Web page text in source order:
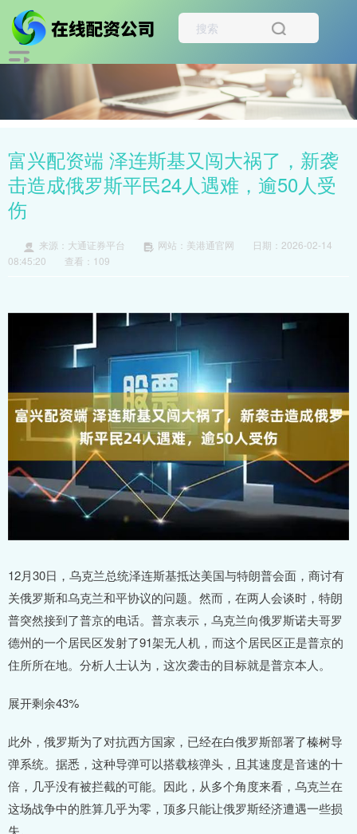
富兴配资端 泽连斯基又闯大祸了，新袭
击造成俄罗斯平民24人遇难，逾50人受
伤
来源：大通证券平台 网站：美港通官网
日期：2026-02-14
08:45:20
查看：109
12月30日，乌克兰总统泽连斯基抵达美国与特朗普会面，商讨有
关俄罗斯和乌克兰和平协议的问题。然而，在两人会谈时，特朗
普突然接到了普京的电话。普京表示，乌克兰向俄罗斯诺夫哥罗
德州的一个居民区发射了91架无人机，而这个居民区正是普京的
住所所在地。分析人士认为，这次袭击的目标就是普京本人。
展开剩余43%
此外，俄罗斯为了对抗西方国家，已经在白俄罗斯部署了榛树导
弹系统。据悉，这种导弹可以搭载核弹头，且其速度是音速的十
倍，几乎没有被拦截的可能。因此，从多个角度来看，乌克兰在
这场战争中的胜算几乎为零，顶多只能让俄罗斯经济遭遇一些损